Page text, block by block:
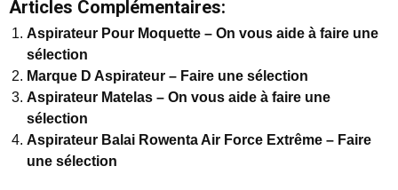
Articles Complémentaires:
Aspirateur Pour Moquette – On vous aide à faire une
sélection
Marque D Aspirateur – Faire une sélection
Aspirateur Matelas – On vous aide à faire une
sélection
Aspirateur Balai Rowenta Air Force Extrême – Faire
une sélection